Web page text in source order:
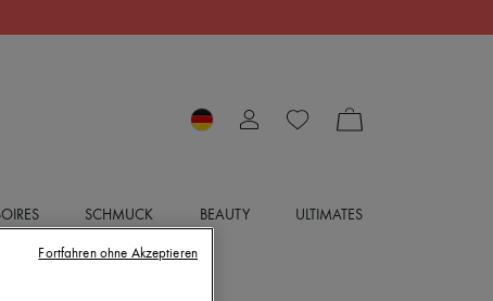
SCHMUCK BEAUTY ULTIMATES
Fortfahren ohne Akzeptieren